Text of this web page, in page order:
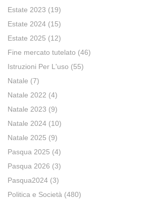
Estate 2023 (19)
Estate 2024 (15)
Estate 2025 (12)
Fine mercato tutelato (46)
Istruzioni Per L'uso (55)
Natale (7)
Natale 2022 (4)
Natale 2023 (9)
Natale 2024 (10)
Natale 2025 (9)
Pasqua 2025 (4)
Pasqua 2026 (3)
Pasqua2024 (3)
Politica e Società (480)